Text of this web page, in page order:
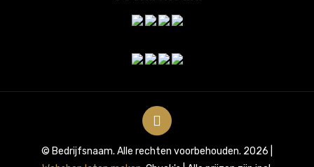
© Bedrijfsnaam. Alle rechten voorbehouden. 2026 |